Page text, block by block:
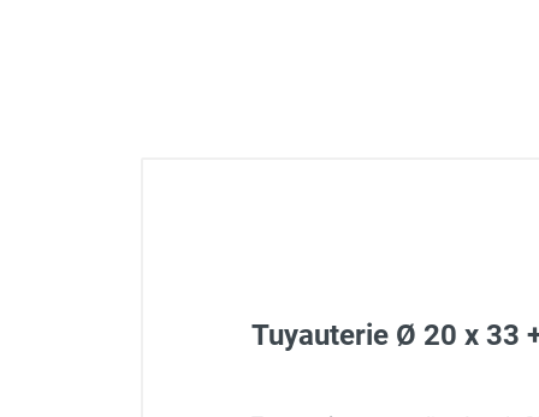
DÉNEIGEMENTTuyauterie Ø 20 x 33